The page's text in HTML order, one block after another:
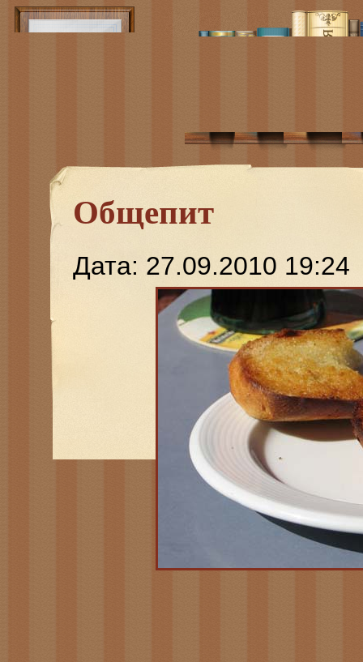
Общепит
Дата: 27.09.2010 19:24